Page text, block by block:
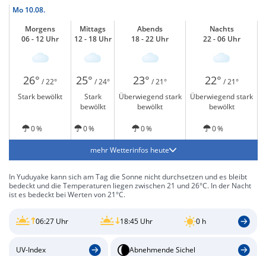
Mo 10.08.
Morgens
06 - 12 Uhr
Mittags
12 - 18 Uhr
Abends
18 - 22 Uhr
Nachts
22 - 06 Uhr
26° / 22° 25° / 24° 23° / 21° 22° / 21°
Stark bewölkt
Stark
bewölkt
Überwiegend stark
bewölkt
Überwiegend stark
bewölkt
0 % 0 % 0 % 0 %
mehr Wetterinfos heute
In Yuduyake kann sich am Tag die Sonne nicht durchsetzen und es bleibt
bedeckt und die Temperaturen liegen zwischen 21 und 26°C. In der Nacht
ist es bedeckt bei Werten von 21°C.
06:27 Uhr 18:45 Uhr 0 h
UV-Index Abnehmende Sichel